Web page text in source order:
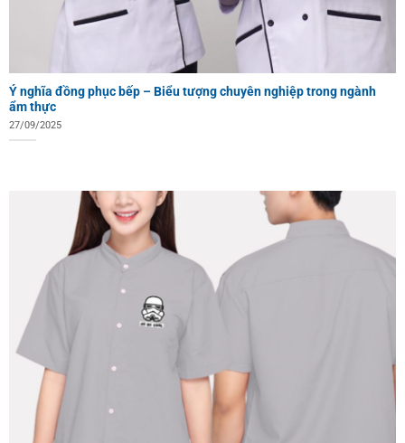
Ý nghĩa đồng phục bếp – Biểu tượng chuyên nghiệp trong ngành
ẩm thực
27/09/2025